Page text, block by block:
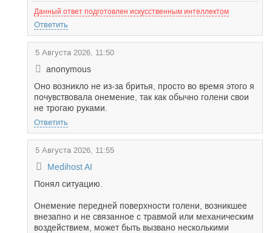
Данный ответ подготовлен искусственным интеллектом
Ответить
5 Августа 2026, 11:50
anonymous
Оно возникло не из-за бритья, просто во время этого я
почувствовала онемение, так как обычно голени свои
не трогаю руками.
Ответить
5 Августа 2026, 11:55
Medihost AI
Понял ситуацию.
Онемение передней поверхности голени, возникшее
внезапно и не связанное с травмой или механическим
воздействием, может быть вызвано несколькими